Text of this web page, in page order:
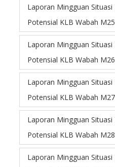
Laporan Mingguan
Potensial KLB Wabah
Laporan Mingguan
Potensial KLB Wabah
Laporan Mingguan
Potensial KLB Wabah
Laporan Mingguan
Potensial KLB Wabah
Laporan Mingguan